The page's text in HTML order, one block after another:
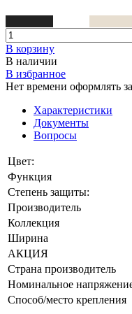
В корзинy
В наличии
В избранное
Нет времени оформлять
Характеристики
Документы
Вопросы
Цвет:
Функция
Степень защиты:
Производитель
Коллекция
Ширина
АКЦИЯ
Страна производитель
Номинальное
Способ/место крепления